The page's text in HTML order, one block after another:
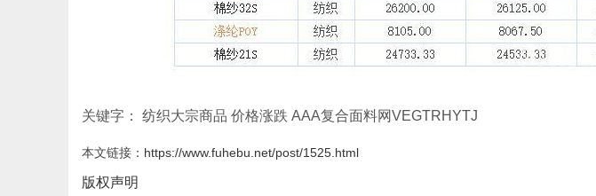
关键字： 纺织大宗商品 价格涨跌 AAA复合面料网VEGTRHYTJ
本文链接： https://www.fuhebu.net/post/1525.html
版权声明